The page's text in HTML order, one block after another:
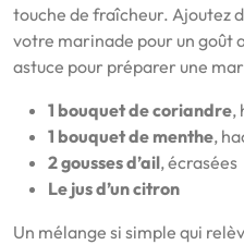
touche de fraîcheur. Ajoutez
votre marinade pour un goût
astuce pour préparer une
1 bouquet de coriandre,
1 bouquet de menthe,
2 gousses d’ail, écrasées
Le jus d’un citron
Un mélange si simple qui